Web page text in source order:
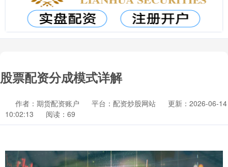
股票配资分成模式详解
作者：期货配资账户 平台：配资炒股网站
更新：2026-06-14
10:02:13
阅读：69